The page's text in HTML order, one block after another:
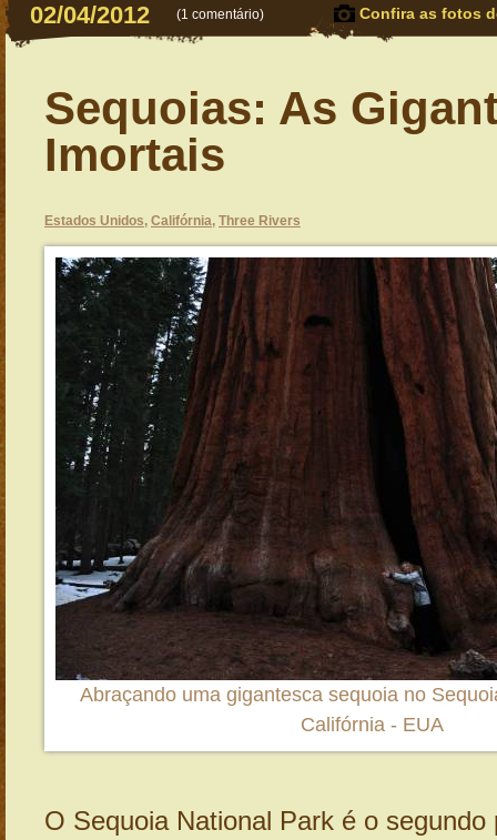
02/04/2012 (1 comentário) Confira as fotos
Sequoias: As
Imortais
Estados Unidos, Califórnia, Three Rivers
Abraçando uma gigantesca sequoia no
Califórnia - EUA
O Sequoia National Park é o segundo